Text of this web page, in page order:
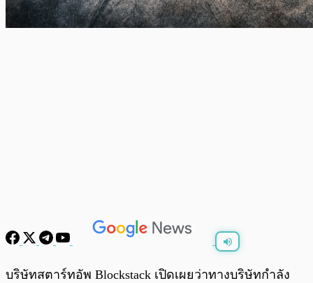
พร้อมเล่น 0:00 0:00
บริษัทสตาร์ทอัพ Blockstack เปิดเผยว่าทางบริษัทกำลัง